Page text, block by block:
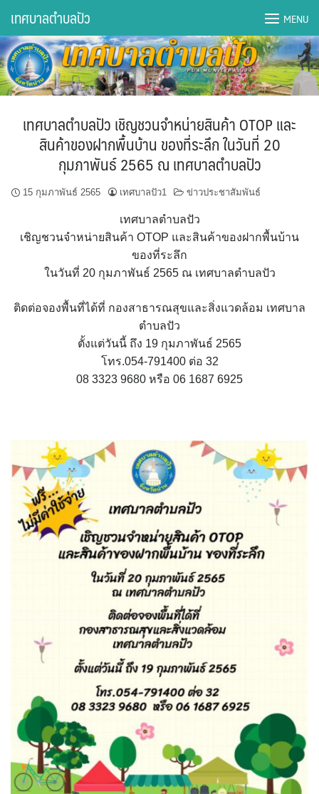
content
DWQA Ask Question
DWQA Questions
กองการศึกษา
กองยุทธศาสตร์และงบประมาณ
กองสาธารณสุขฯ
การเปิดเผยข้อมูลข่าวสารปี 2566 integrity transparency
assessment ITA2023
ข้อกำหนดการใช้งาน
ข้อมูลพื้นฐานของศูนย์บริการนักท่องเที่ยว เทศบาลตำบลปัว
ขั้นตอนการขอรับบริการ
งบแสดงฐานะการคลัง
งบแสดงฐานะการเงิน เทศบาลตำบลปัว ประจำปีงบประมาณ 2561
Amante Baristro Hotel & Cafe’ @Pua
C View Home
Deply
Go Hight ‘O Village
HOMU Villa
เทศบาลตำบลปัว MENU
เทศบาลตำบลปัว เชิญชวนจำหน่ายสินค้า OTOP และ
สินค้าของฝากพื้นบ้าน ของที่ระลึก ในวันที่ 20
กุมภาพันธ์ 2565 ณ เทศบาลตำบลปัว
15 กุมภาพันธ์ 2565 เทศบาลปัว1 ข่าวประชาสัมพันธ์
เทศบาลตำบลปัว
เชิญชวนจำหน่ายสินค้า OTOP และสินค้าของฝากพื้นบ้าน
ของที่ระลึก
ในวันที่ 20 กุมภาพันธ์ 2565 ณ เทศบาลตำบลปัว
ติดต่อจองพื้นที่ได้ที่ กองสาธารณสุขและสิ่งแวดล้อม เทศบาล
ตำบลปัว
ตั้งแต่วันนี้ ถึง 19 กุมภาพันธ์ 2565
โทร.054-791400 ต่อ 32
08 3323 9680 หรือ 06 1687 6925